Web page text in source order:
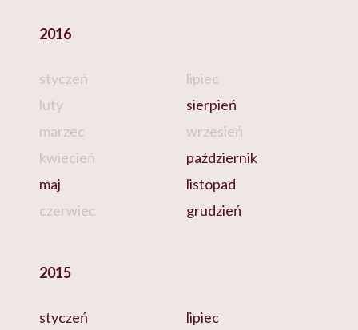
2016
styczeń
luty
marzec
kwiecień
maj
czerwiec
lipiec
sierpień
wrzesień
październik
listopad
grudzień
2015
styczeń
lipiec